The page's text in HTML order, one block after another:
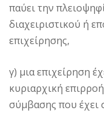
παύει την
διαχειριστικού ή
επιχείρησης,
γ) μια επιχείρηση
κυριαρχική
σύμβασης που έχει